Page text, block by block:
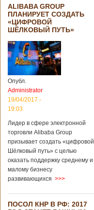
ALIBABA GROUP
ПЛАНИРУЕТ СОЗДАТЬ
«ЦИФРОВОЙ
ШЁЛКОВЫЙ ПУТЬ»
Опубл.
Administrator
19/04/2017 -
19:03
Лидер в сфере электронной
торговли Alibaba Group
призывает создать «цифровой
Шёлковый путь» с целью
оказать поддержку среднему и
малому бизнесу
развивающихся >>>
ПОСОЛ КНР В РФ: 2017